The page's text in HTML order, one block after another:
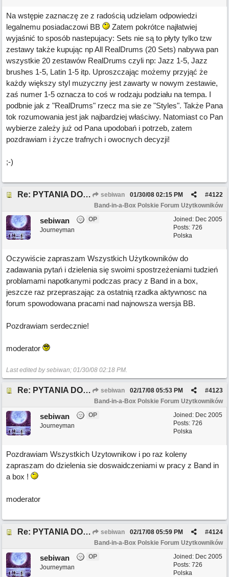
Na wstępie zaznaczę ze z radością udzielam odpowiedzi
legalnemu posiadaczowi BB
Zatem pokrótce najłatwiej
wyjaśnić to sposób nastepujacy: Sets nie są to płyty tylko tzw
zestawy także kupując np All RealDrums (20 Sets) nabywa pan
wszystkie 20 zestawów RealDrums czyli np: Jazz 1-5, Jazz
brushes 1-5, Latin 1-5 itp. Uproszczając możemy przyjąć że
każdy większy styl muzyczny jest zawarty w nowym zestawie,
zaś numer 1-5 oznacza to coś w rodzaju podziału na tempa. I
podbnie jak z "RealDrums" rzecz ma sie ze "Styles". Także Pana
tok rozumowania jest jak najbardziej właściwy. Natomiast co Pan
wybierze zależy już od Pana upodobań i potrzeb, zatem
pozdrawiam i życze trafnych i owocnych decyzji!
;-)
Re: PYTANIA DO MODERATORA sebiwan #4122
01/30/08 02:15 PM
Band-in-a-Box Polskie Forum Użytkowników
Joined: Dec 2005
Posts: 726
Polska
sebiwan
OP
Journeyman
Oczywiście zapraszam Wszystkich Użytkowników do
zadawania pytań i dzielenia się swoimi spostrzeżeniami tudzień
problamami napotkanymi podczas pracy z Band in a box,
jeszcze raz przepraszając za ostatnią rzadka aktywnosc na
forum spowodowana pracami nad najnowsza wersja BB.
Pozdrawiam serdecznie!
moderator
Last edited by sebiwan; 01/30/08 02:18 PM.
Re: PYTANIA DO MODERATORA sebiwan #4123
02/17/08 05:53 PM
Band-in-a-Box Polskie Forum Użytkowników
Joined: Dec 2005
Posts: 726
Polska
sebiwan
OP
Journeyman
Pozdrawiam Wszystkich Uzytownikow i po raz koleny
zapraszam do dzielenia sie doswaidczeniami w pracy z Band in
a box !
moderator
Re: PYTANIA DO MODERATORA sebiwan #4124
02/17/08 05:59 PM
Band-in-a-Box Polskie Forum Użytkowników
Joined: Dec 2005
Posts: 726
Polska
sebiwan
OP
Journeyman